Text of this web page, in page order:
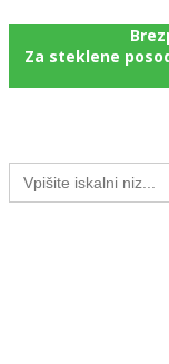
Za steklene
Search
for: